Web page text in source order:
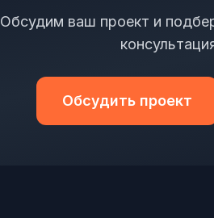
Обсудим ваш проект и
Обсудить проект